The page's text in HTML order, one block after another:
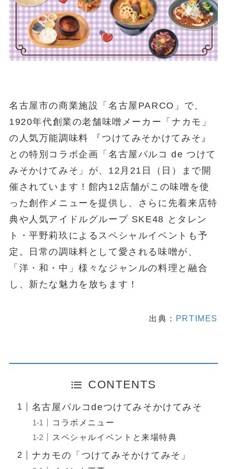
名古屋市の商業施設「名古屋PARCO」で、
1920年代創業の老舗味噌メーカー「ナカモ」
の人気万能調味料 『つけてみそかけてみそ』
との特別コラボ企画「名古屋パルコ de つけて
みそかけてみそ」が、12月21日（日）まで開
催されています！館内12店舗がこの味噌を使
った創作メニューを提供し、さらに先着来店特
典や人気アイドルグループ SKE48 とタレン
ト・平野莉玖によるスペシャルイベントも予
定。日常の調味料として愛される味噌が、
「洋・和・中」様々なジャンルの料理と融合
し、新たな魅力を放ちます！
出典： PRTIMES
CONTENTS
名古屋パルコdeつけてみそかけてみそ
コラボメニュー
スペシャルイベントと来場特典
ナカモの「つけてみそかけてみそ」